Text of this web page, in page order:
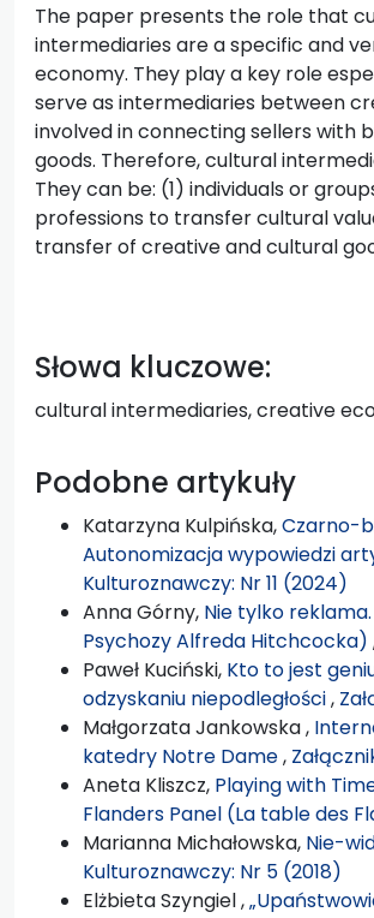
The paper presents the role that
intermediaries are a specific and
economy. They play a key role
serve as intermediaries between
involved in connecting sellers with
goods. Therefore, cultural
They can be: (1) individuals or
professions to transfer cultural
transfer of creative and cultural
Słowa kluczowe:
cultural intermediaries, creative
Podobne artykuły
Katarzyna Kulpińska,Czarno-
Autonomizacja wypowiedzi
Kulturoznawczy: Nr 11 (2024)
Anna Górny, Nie tylko
Psychozy Alfreda Hitchcocka)
Paweł Kuciński, Kto to jest
odzyskaniu niepodległości,
Małgorzata Jankowska ,
katedry Notre Dame,
Aneta Kliszcz, Playing with
Flanders Panel (La table des
Marianna Michałowska, Nie-
Kulturoznawczy: Nr 5 (2018)
Elżbieta Szyngiel ,